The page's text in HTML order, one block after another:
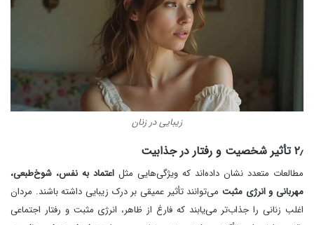
زیبایی در زنان
۲٫ تأثیر شخصیت و رفتار در جذابیت
مطالعات متعدد نشان داده‌اند که ویژگی‌هایی مثل اعتماد به نفس، شوخ‌طبعی،
مهربانی و انرژی مثبت می‌توانند تأثیر عمیقی بر درک زیبایی داشته باشند. مردان
اغلب زنانی را جذاب‌تر می‌یابند که فارغ از ظاهر، انرژی مثبت و رفتار اجتماعی